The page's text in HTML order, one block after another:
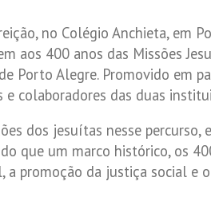
no Colégio Anchieta, em
aos 400 anos das Missões
Porto Alegre. Promovido em
colaboradores das duas
dos jesuítas nesse percurso,
que um marco histórico, os
promoção da justiça social e